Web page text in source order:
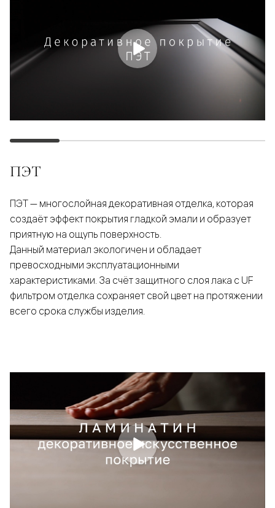
ПЭТ
ПЭТ — многослойная декоративная отделка, которая
создаёт эффект покрытия гладкой эмали и образует
приятную на ощупь поверхность.
Данный материал экологичен и обладает
превосходными эксплуатационными
характеристиками. За счёт защитного слоя лака с UF
фильтром отделка сохраняет свой цвет на протяжении
всего срока службы изделия.